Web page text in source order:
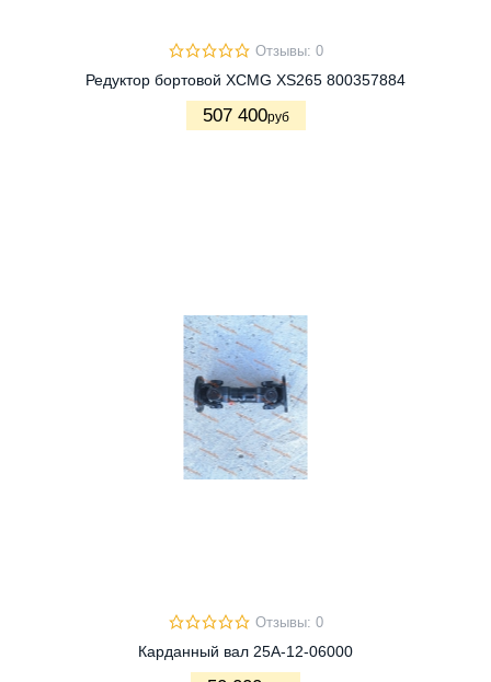
Отзывы: 0
Редуктор бортовой XCMG XS265 800357884
507 400руб
Отзывы: 0
Карданный вал 25A-12-06000